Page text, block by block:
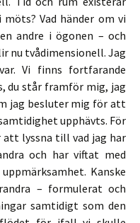
Vad händer om vi
andre i ögonen – och
nu tvådimensionell. Jag
Vi finns fortfarande
du står framför mig, jag
jag besluter mig för att
upphävts. För
lyssna till vad jag har
och har viftat med
Kanske
– formulerat och
samtidigt som den